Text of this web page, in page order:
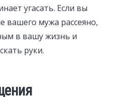
угасать. Если вы
вашего мужа рассеяно,
в вашу жизнь и
руки.